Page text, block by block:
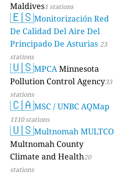
Maldives1 stations
🇪🇸Monitorización Red
De Calidad Del Aire Del
Principado De Asturias 23
stations
🇺🇸MPCAMinnesota
Pollution Control Agency33
stations
🇨🇦MSC / UNBC AQMap
1110 stations
🇺🇸Multnomah MULTCO
Multnomah County
Climate and Health20
stations